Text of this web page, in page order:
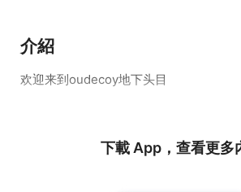
介紹
欢迎来到oudecoy地下头目
下載 App，查看更多